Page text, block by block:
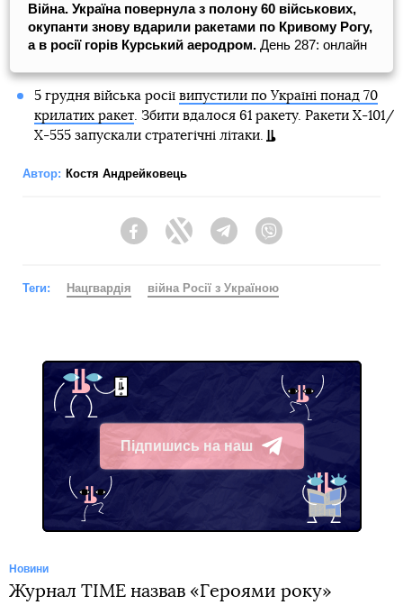
Війна. Україна повернула з полону 60 військових,
окупанти знову вдарили ракетами по Кривому Рогу,
а в росії горів Курський аеродром. День 287: онлайн
5 грудня війська росії випустили по Україні понад 70
крилатих ракет. Збити вдалося 61 ракету. Ракети Х-101/
Х-555 запускали стратегічні літаки.
Автор: Костя Андрейковець
FacebookTwitter Telegram
Теги: Нацгвардія війна Росії з Україною
Підпишись на наш
Telegram
Новини
Журнал TIME назвав «Героями року»